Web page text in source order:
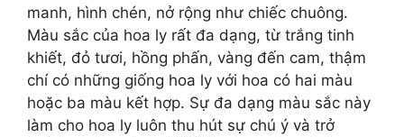
manh, hình chén, nở rộng như chiếc chuông.
Màu sắc của hoa ly rất đa dạng, từ trắng tinh
khiết, đỏ tươi, hồng phấn, vàng đến cam, thậm
chí có những giống hoa ly với hoa có hai màu
hoặc ba màu kết hợp. Sự đa dạng màu sắc này
làm cho hoa ly luôn thu hút sự chú ý và trở